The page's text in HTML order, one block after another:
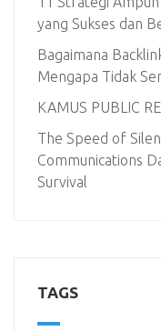
yang Sukses dan
Bagaimana
Mengapa Tidak
KAMUS PUBLIC
The Speed of
Communications
Survival
TAGS